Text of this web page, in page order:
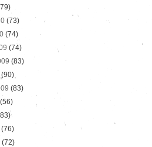
(73)
(74)
(74)
(83)
(90)
(83)
(56)
(76)
(72)